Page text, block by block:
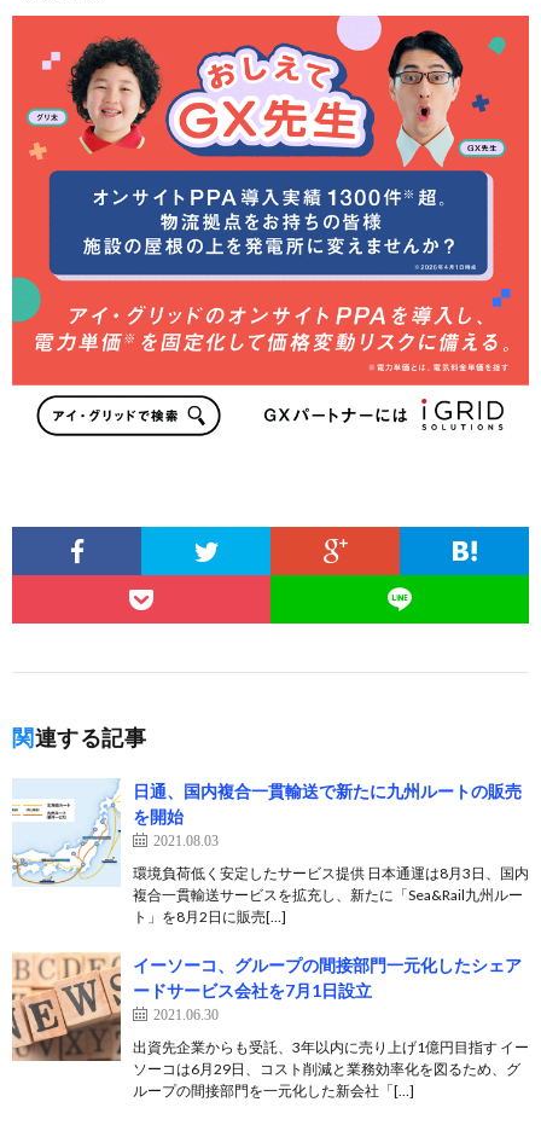
関連する記事
日通、国内複合一貫輸送で新たに九州ルートの販売
を開始
2021.08.03
環境負荷低く安定したサービス提供 日本通運は8月3日、国内
複合一貫輸送サービスを拡充し、新たに「Sea&Rail九州ルー
ト」を8月2日に販売[…]
イーソーコ、グループの間接部門一元化したシェア
ードサービス会社を7月1日設立
2021.06.30
出資先企業からも受託、3年以内に売り上げ1億円目指す イー
ソーコは6月29日、コスト削減と業務効率化を図るため、グ
ループの間接部門を一元化した新会社「[…]